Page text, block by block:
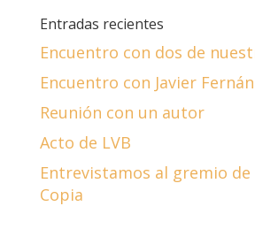
Entradas recientes
Encuentro con dos de
Encuentro con Javier
Reunión con un autor
Acto de LVB
Entrevistamos al gremio
Copia